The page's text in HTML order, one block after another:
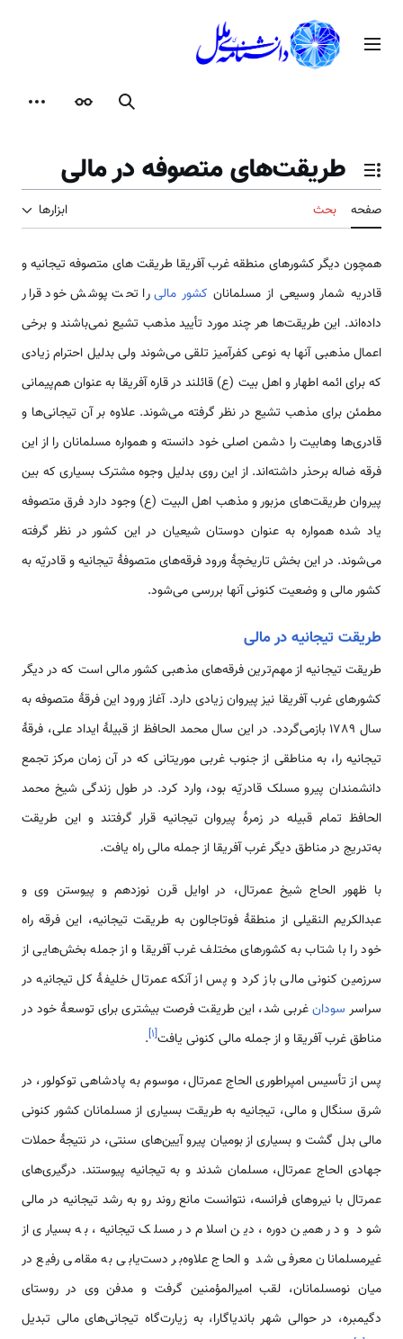
محتوامنوی اصلی
جستجوظاهر
تغییر وضعیت فهرست محتویات
طریقت‌های متصوفه در مالی
صفحه بحث ابزارها
همچون دیگر کشورهای منطقه غرب آفریقا طریقت های متصوفه تیجانیه و
قادریه شمار وسیعی از مسلمانان کشور مالیرا تحت پوشش خود قرار
داده‌اند. این طریقت‌ها هر چند مورد تأیید مذهب تشیع نمی‌باشند و برخی
اعمال مذهبی آنها به نوعی کفرآمیز تلقی می‌شوند ولی بدلیل احترام زیادی
که برای ائمه اطهار و اهل بیت (ع) قائلند در قاره آفریقا به عنوان هم‌پیمانی
مطمئن برای مذهب تشیع در نظر گرفته می‌شوند. علاوه بر آن تیجانی‌ها و
قادری‌ها وهابیت را دشمن اصلی خود دانسته و همواره مسلمانان را از این
فرقه ضاله برحذر داشته‌اند. از این روی بدليل وجوه مشترک بسیاری كه بین
پیروان طریقت‌های مزبور و مذهب اهل البیت (ع) وجود دارد فرق متصوفه
یاد شده همواره به عنوان دوستان شیعیان در این کشور در نظر گرفته
می‌شوند. در اين بخش تاریخچۀ ورود فرقه‌های متصوفۀ تیجانیه و قادریّه به
کشور مالی و وضعیت کنونی آنها بررسی می‌شود.
طریقت تیجانیه در مالی
طریقت تیجانیه از مهم‌ترین فرقه‌های مذهبی کشور مالی است که در دیگر
کشورهای غرب آفریقا نیز پیروان زیادی دارد. آغاز ورود این فرقۀ متصوفه به
سال 1789 بازمی‌گردد. در این سال محمد الحافظ از قبیلۀ ایداد علی، فرقۀ
تیجانیه را، به مناطقی از جنوب غربی موریتانی که در آن زمان مرکز تجمع
دانشمندان پیرو مسلک قادریّه بود، وارد کرد. در طول زندگی شیخ محمد
الحافظ تمام قبیله در زمرۀ پیروان تیجانیه قرار گرفتند و این طریقت
به‌تدریج در مناطق دیگر غرب آفریقا از جمله مالی راه یافت.
با ظهور الحاج شیخ عمرتال، در اوایل قرن نوزدهم و پیوستن وی و
عبدالکریم النقیلی از منطقۀ فوتاجالون به طریقت تیجانیه، این فرقه راه
خود را با شتاب به کشورهای مختلف غرب آفریقا و از جمله بخش‌هایی از
سرزمین کنونی مالی باز کرد و پس از آنکه عمرتال خلیفۀ کل تیجانیه در
سراسر سودانغربی شد، این طریقت فرصت بیشتری برای توسعۀ خود در
مناطق غرب آفریقا و از جمله مالی کنونی یافت[۱]
.
پس از تأسیس امپراطوری الحاج عمرتال، موسوم به پادشاهی توکولور، در
شرق سنگال و مالی، تیجانیه به طریقت بسیاری از مسلمانان کشور کنونی
مالی بدل گشت و بسیاری از بومیان پیرو آیین‌های سنتی، در نتیجۀ حملات
جهادی الحاج عمرتال، مسلمان شدند و به تیجانیه پیوستند. درگیری‌های
عمرتال با نیروهای فرانسه، نتوانست مانع روند رو به رشد تیجانیه در مالی
شود و در همین دوره، دین اسلام در مسلک تیجانیه، به بسیاری از
غیرمسلمانان معرفی شد و الحاج علاوه‌بر دست‌یابی به مقامی رفیع در
میان نومسلمانان، لقب امیرالمؤمنین گرفت و مدفن وی در روستای
دگیمبره، در حوالی شهر باندیاگارا، به زیارت‌گاه تیجانی‌های مالی تبدیل